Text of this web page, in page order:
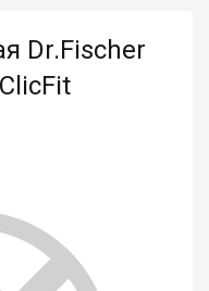
Dr.Fischer